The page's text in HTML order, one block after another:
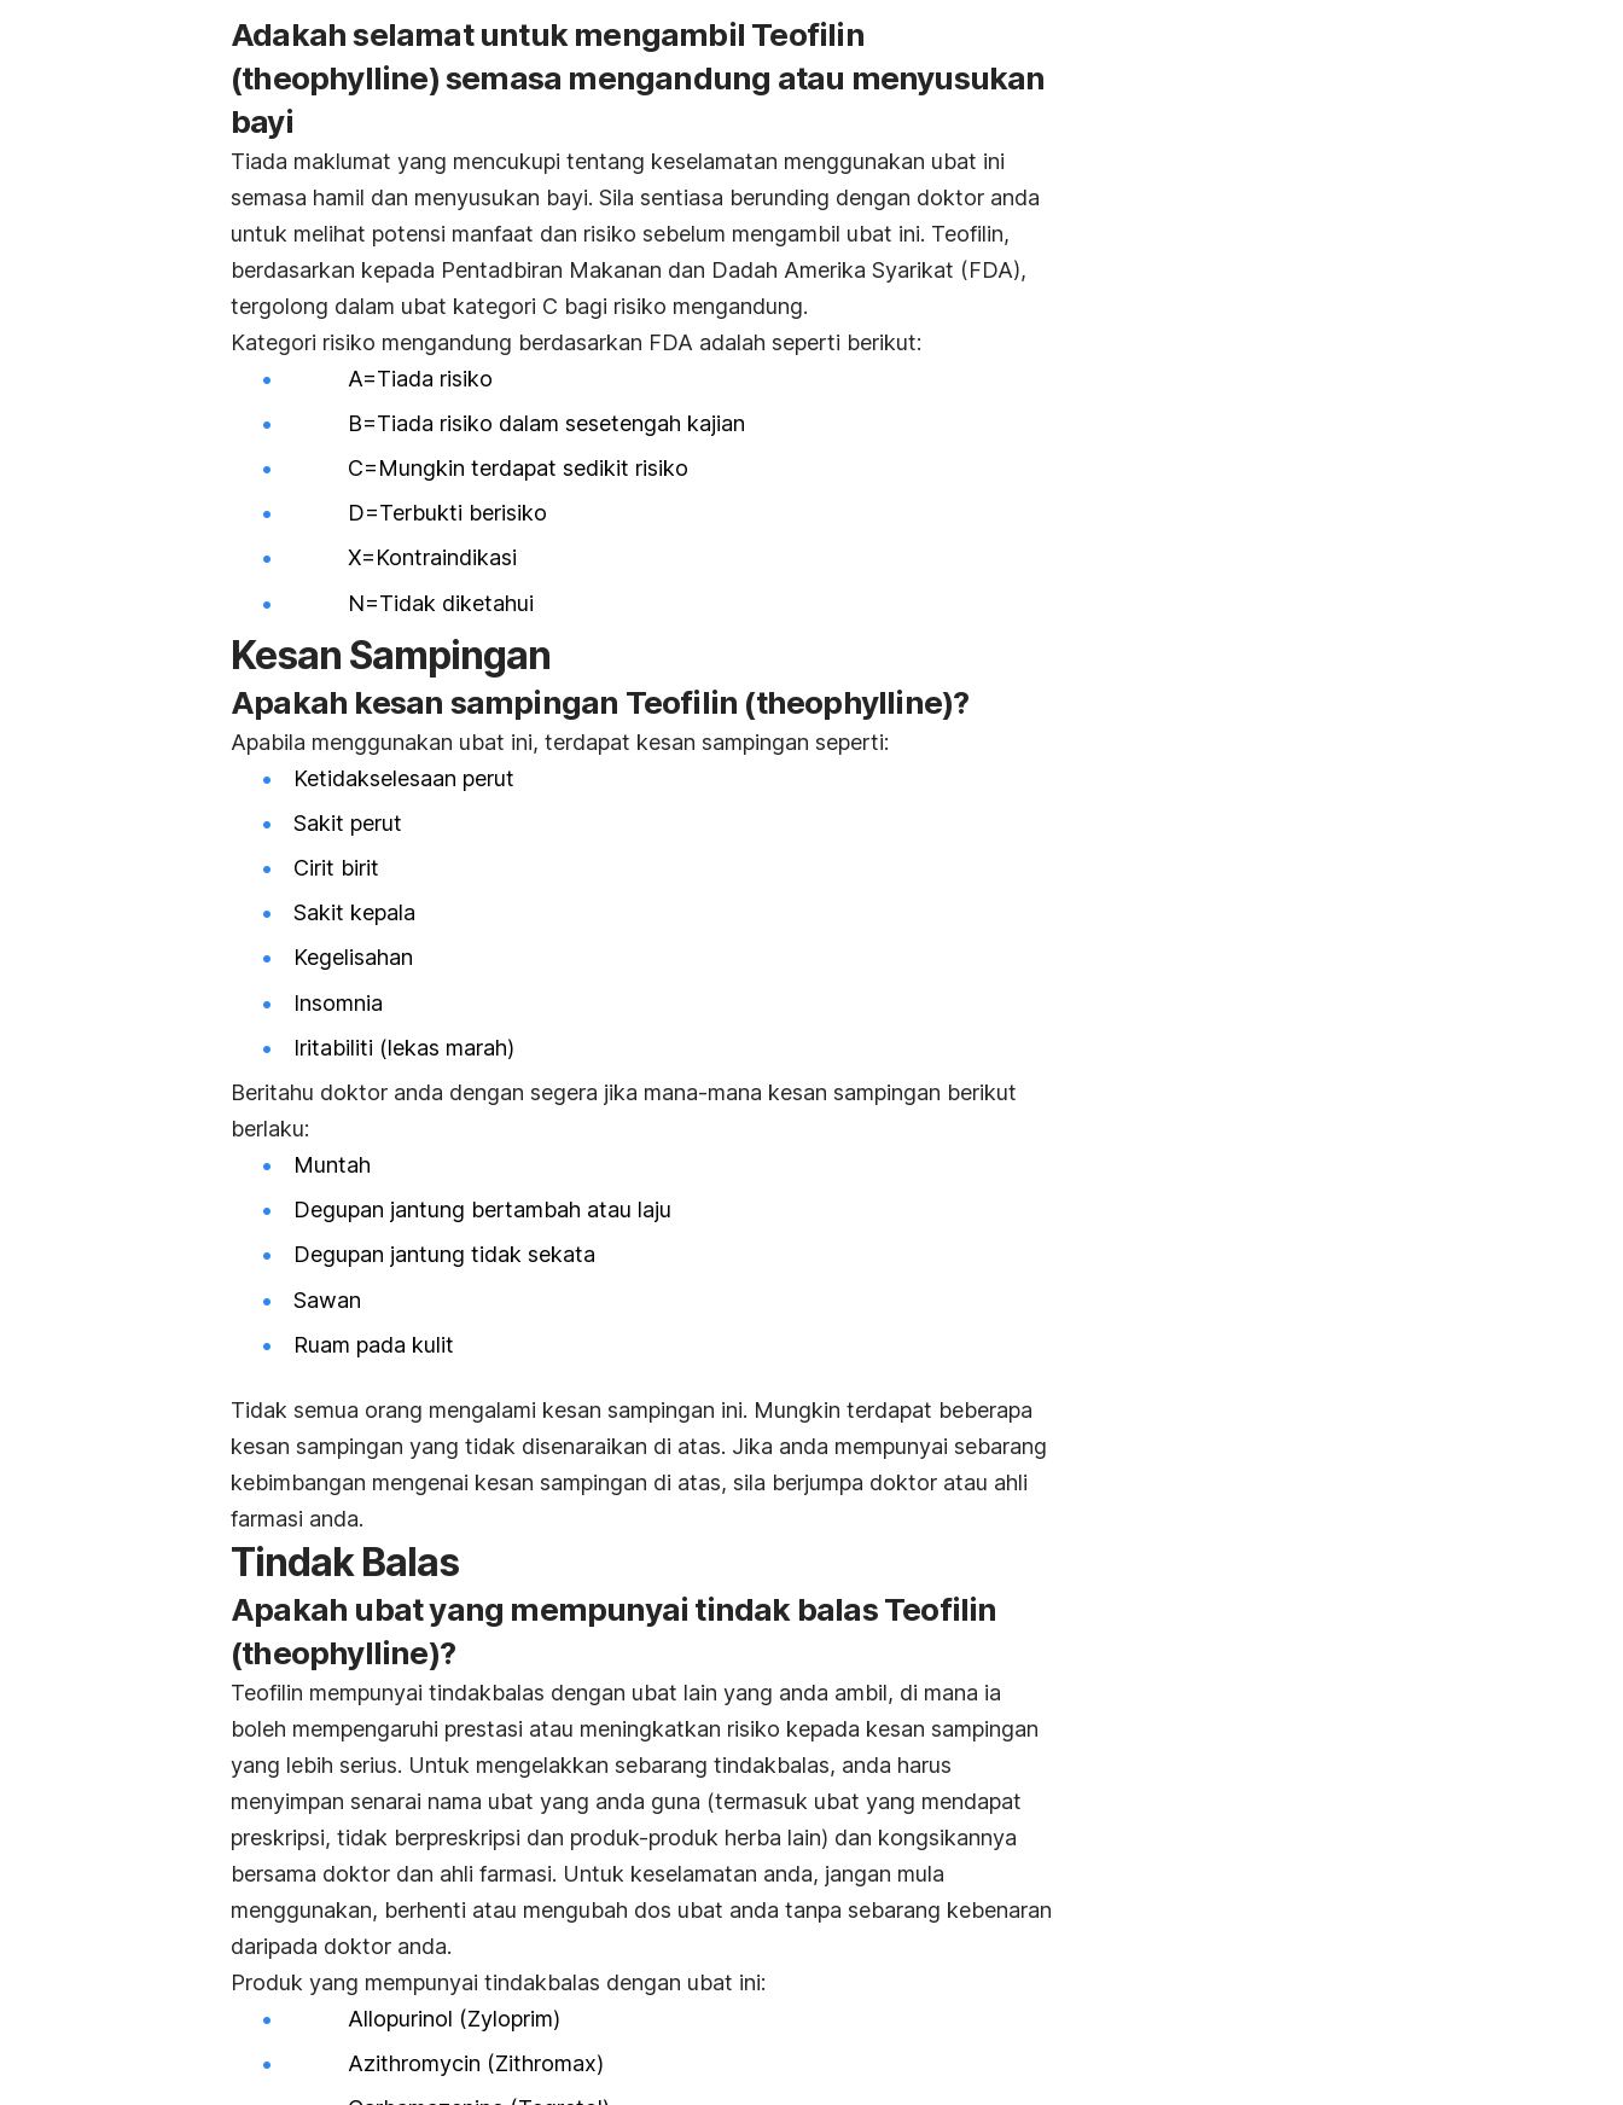
Adakah selamat untuk mengambil Teofilin
(theophylline) semasa mengandung atau menyusukan
bayi
Tiada maklumat yang mencukupi tentang keselamatan menggunakan ubat ini
semasa hamil dan menyusukan bayi. Sila sentiasa berunding dengan doktor anda
untuk melihat potensi manfaat dan risiko sebelum mengambil ubat ini. Teofilin,
berdasarkan kepada Pentadbiran Makanan dan Dadah Amerika Syarikat (FDA),
tergolong dalam ubat kategori C bagi risiko mengandung.
Kategori risiko mengandung berdasarkan FDA adalah seperti berikut:
A=Tiada risiko
B=Tiada risiko dalam sesetengah kajian
C=Mungkin terdapat sedikit risiko
D=Terbukti berisiko
X=Kontraindikasi
N=Tidak diketahui
Kesan Sampingan
Apakah kesan sampingan Teofilin (theophylline)?
Apabila menggunakan ubat ini, terdapat kesan sampingan seperti:
Ketidakselesaan perut
Sakit perut
Cirit birit
Sakit kepala
Kegelisahan
Insomnia
Iritabiliti (lekas marah)
Beritahu doktor anda dengan segera jika mana-mana kesan sampingan berikut
berlaku:
Muntah
Degupan jantung bertambah atau laju
Degupan jantung tidak sekata
Sawan
Ruam pada kulit
Tidak semua orang mengalami kesan sampingan ini. Mungkin terdapat beberapa
kesan sampingan yang tidak disenaraikan di atas. Jika anda mempunyai sebarang
kebimbangan mengenai kesan sampingan di atas, sila berjumpa doktor atau ahli
farmasi anda.
Tindak Balas
Apakah ubat yang mempunyai tindak balas Teofilin
(theophylline)?
Teofilin mempunyai tindakbalas dengan ubat lain yang anda ambil, di mana ia
boleh mempengaruhi prestasi atau meningkatkan risiko kepada kesan sampingan
yang lebih serius. Untuk mengelakkan sebarang tindakbalas, anda harus
menyimpan senarai nama ubat yang anda guna (termasuk ubat yang mendapat
preskripsi, tidak berpreskripsi dan produk-produk herba lain) dan kongsikannya
bersama doktor dan ahli farmasi. Untuk keselamatan anda, jangan mula
menggunakan, berhenti atau mengubah dos ubat anda tanpa sebarang kebenaran
daripada doktor anda.
Produk yang mempunyai tindakbalas dengan ubat ini:
Allopurinol (Zyloprim)
Azithromycin (Zithromax)